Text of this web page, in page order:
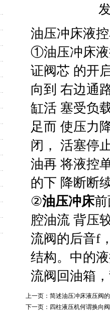
油压冲床液
①油压冲床
证阀芯 的开
向到 右边通
缸活 塞受负
足而 使压力
闭， 活塞停
油再 将液控
的下 降断断
②油压冲床
腔油流 背压
流阀的后音f
结构。中的
流阀回油箱
上一页： 简述油压冲床液压阀
下一页： 四柱液压机何谓换向